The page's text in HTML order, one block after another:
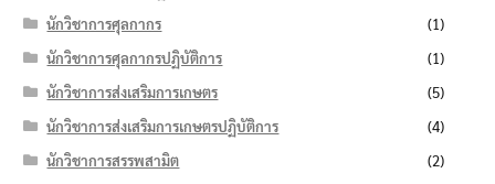
นักวิชาการศุลกากร
(1)
นักวิชาการศุลกากรปฏิบัติการ
(1)
นักวิชาการส่งเสริมการเกษตร
(5)
นักวิชาการส่งเสริมการเกษตรปฏิบัติการ
(4)
นักวิชาการสรรพสามิต
(2)